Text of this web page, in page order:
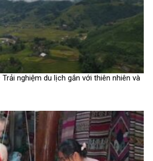
nghiệm du lịch gắn với thiên nhiên và